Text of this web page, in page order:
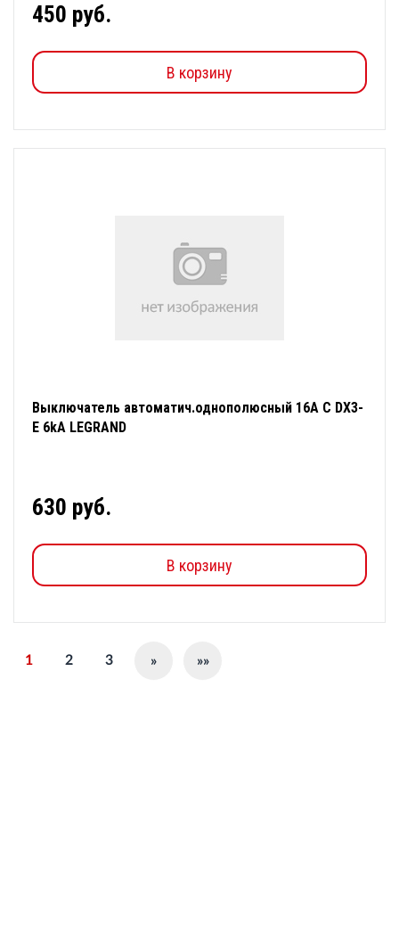
450 руб.
В корзину
Выключатель автоматич.однополюсный 16А С DX3-
E 6kA LEGRAND
630 руб.
В корзину
1 2 3 » »»